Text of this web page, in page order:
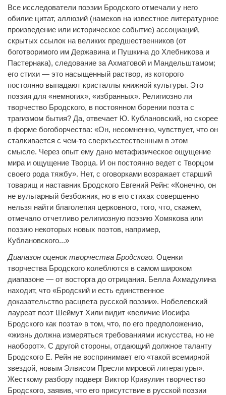
Все исследователи поэзии Бродского отмечали у него
обилие цитат, аллюзий (намеков на известное литературное
произведение или историческое событие) ассоциаций,
скрытых ссылок на великих предшественников (от
боготворимого им Державина и Пушкина до Хлебникова и
Пастернака), следование за Ахматовой и Мандельштамом;
его стихи — это насыщенный раствор, из которого
постоянно выпадают кристаллы книжной культуры. Это
поэзия для «немногих», «избранных». Религиозно ли
творчество Бродского, в постоянном борении поэта с
трагизмом бытия? Да, отвечает Ю. Кублановский, но скорее
в форме богоборчества: «Он, несомненно, чувствует, что он
сталкивается с чем-то сверхъестественным в этом
смысле. Через опыт ему дано метафизическое ощущение
мира и ощущение Творца. И он постоянно ведет с Творцом
своего рода тяжбу». Нет, с оговорками возражает старший
товарищ и наставник Бродского Евгений Рейн: «Конечно, он
не вульгарный безбожник, но в его стихах совершенно
нельзя найти благолепия церковного, того, что, скажем,
отмечало отчетливо религиозную поэзию Хомякова или
поэзию некоторых новых поэтов, например,
Кублановского...»
Диапазон оценок творчества Бродского. Оценки
творчества Бродского колеблются в самом широком
диапазоне — от восторга до отрицания. Белла Ахмадулина
находит, что «Бродский и есть единственное
доказательство расцвета русской поэзии». Нобелевский
лауреат поэт Шеймут Хили видит «величие Иосифа
Бродского как поэта» в том, что, по его предположению,
«жизнь должна измеряться требованиями искусства, но не
наоборот». С другой стороны, отдающий должное таланту
Бродского Е. Рейн не воспринимает его «такой всемирной
звездой, новым Элвисом Пресли мировой литературы».
Жесткому разбору подверг Виктор Кривулин творчество
Бродского, заявив, что его присутствие в русской поэзии